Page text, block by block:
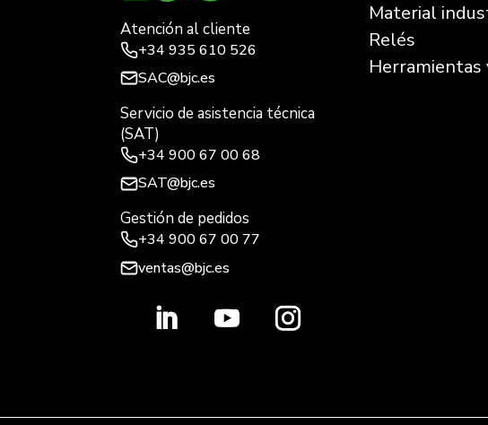
Atención al cliente
+34935 610 526
SAC@bjc.es
Servicio de asistencia técnica
(SAT)
+34900 67 00 68
SAT@bjc.es
Gestión de pedidos
+34 900 67 00 77
ventas@bjc.es
Material
Relés
Herramientas